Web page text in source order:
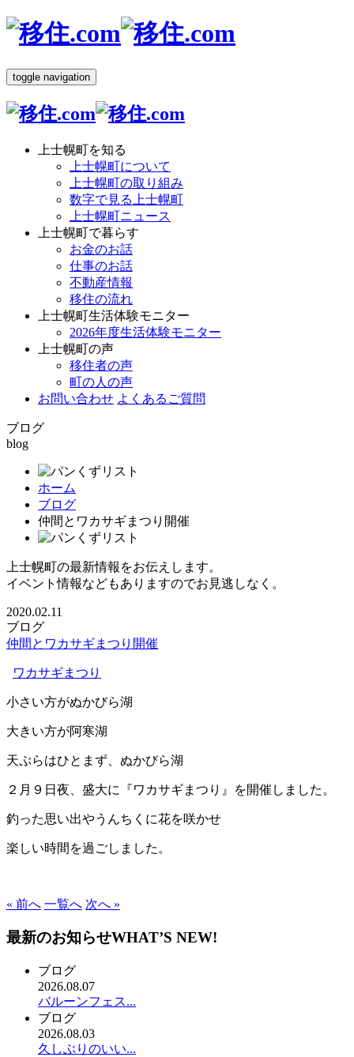
toggle navigation
上士幌町を知る
上士幌町について
上士幌町の取り組み
数字で見る上士幌町
上士幌町ニュース
上士幌町で暮らす
お金のお話
仕事のお話
不動産情報
移住の流れ
上士幌町生活体験モニター
2026年度生活体験モニター
上士幌町の声
移住者の声
町の人の声
お問い合わせ よくあるご質問
ブログ
blog
ホーム
ブログ
仲間とワカサギまつり開催
上士幌町の最新情報をお伝えします。
イベント情報などもありますのでお見逃しなく。
2020.02.11
ブログ
仲間とワカサギまつり開催
ワカサギまつり
小さい方がぬかびら湖
大きい方が阿寒湖
天ぷらはひとまず、ぬかびら湖
２月９日夜、盛大に『ワカサギまつり』を開催しました。
釣った思い出やうんちくに花を咲かせ
楽しい時間を過ごしました。
« 前へ 一覧へ 次へ »
最新のお知らせWHAT’S NEW!
ブログ
2026.08.07
バルーンフェス...
ブログ
2026.08.03
久しぶりのいい...